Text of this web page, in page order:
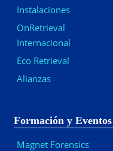
Instalaciones
OnRetrieval
Internacional
Eco Retrieval
Alianzas
Formación y Eventos
Magnet Forensics